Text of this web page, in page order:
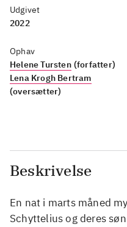
Udgivet
2022
Ophav
Helene Tursten (forfatter)
Lena Krogh Bertram
(oversætter)
Beskrivelse
En nat i marts måned
Schyttelius og deres